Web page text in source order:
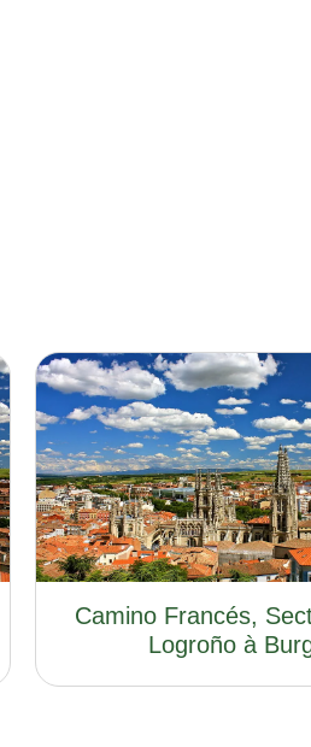
Camino Francés,
Logroño à